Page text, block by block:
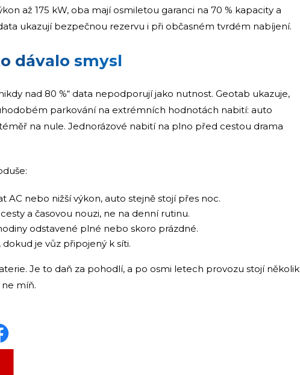
až 175 kW, oba mají osmiletou garanci na 70 % kapacity a
ukazují bezpečnou rezervu i při občasném tvrdém nabíjení.
dávalo smysl
nad 80 %“ data nepodporují jako nutnost. Geotab ukazuje,
parkování na extrémních hodnotách nabití: auto
na nule. Jednorázové nabití na plno před cestou drama
AC nebo nižší výkon, auto stejně stojí přes noc.
a časovou nouzi, ne na denní rutinu.
odstavené plné nebo skoro prázdné.
je vůz připojený k síti.
Je to daň za pohodlí, a po osmi letech provozu stojí několik
míň.